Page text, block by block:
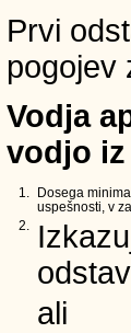
Prvi
pogojev
Vodja
vodjo iz
1.
Dosega
uspešnosti, v
2.
ali